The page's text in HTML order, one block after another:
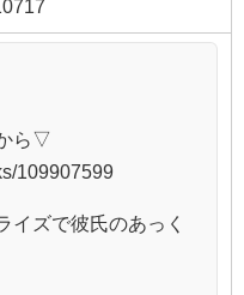
ら▽
109907599
イズで彼氏のあっく